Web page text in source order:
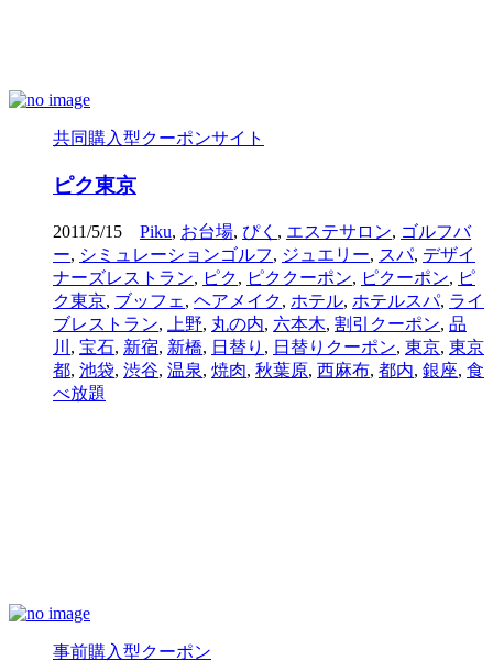
共同購入型クーポンサイト
ピク東京
2011/5/15 Piku, お台場, ぴく , エステサロン, ゴルフバ
ー, シミュレーションゴルフ, ジュエリー, スパ, デザイ
ナーズレストラン, ピク, ピククーポン, ピクーポン, ピ
ク東京, ブッフェ , ヘアメイク, ホテル, ホテルスパ, ライ
ブレストラン, 上野, 丸の内, 六本木, 割引クーポン, 品
川 , 宝石, 新宿, 新橋, 日替り , 日替りクーポン, 東京, 東京
都, 池袋, 渋谷, 温泉, 焼肉, 秋葉原, 西麻布, 都内, 銀座, 食
べ放題
事前購入型クーポン